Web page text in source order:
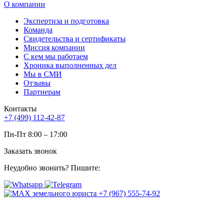
О компании
Экспертиза и подготовка
Команда
Свидетельства и сертификаты
Миссия компании
С кем мы работаем
Хроника выполненных дел
Мы в СМИ
Отзывы
Партнерам
Контакты
+7 (499) 112-42-87
Пн-Пт 8:00 – 17:00
Заказать звонок
Неудобно звонить? Пишите: